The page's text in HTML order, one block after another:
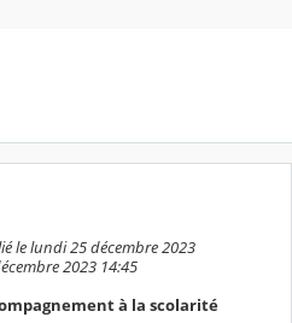
le lundi 25 décembre 2023
2023 14:45
à la scolarité